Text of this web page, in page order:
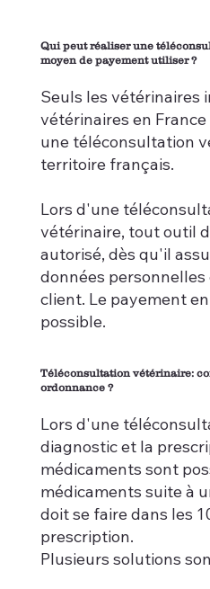
Qui peut réaliser une
moyen de payement utiliser ?
Seuls les vétérinaires
vétérinaires en
une téléconsultation
territoire français.
Lors d'une
vétérinaire, tout outil
autorisé, dès qu'il
données
client. Le payement
possible.
Téléconsultation vétérinaire:
ordonnance ?
Lors d'une
diagnostic et la
médicaments sont
médicaments suite à
doit se faire dans les
prescription.
Plusieurs solutions